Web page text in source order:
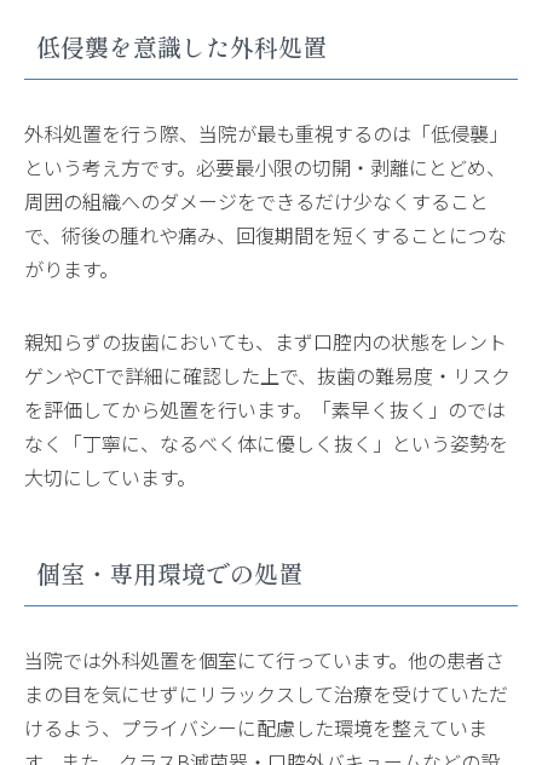
低侵襲を意識した外科処置
外科処置を行う際、当院が最も重視するのは「低侵襲」
という考え方です。必要最小限の切開・剥離にとどめ、
周囲の組織へのダメージをできるだけ少なくすること
で、術後の腫れや痛み、回復期間を短くすることにつな
がります。
親知らずの抜歯においても、まず口腔内の状態をレント
ゲンやCTで詳細に確認した上で、抜歯の難易度・リスク
を評価してから処置を行います。「素早く抜く」のでは
なく「丁寧に、なるべく体に優しく抜く」という姿勢を
大切にしています。
個室・専用環境での処置
当院では外科処置を個室にて行っています。他の患者さ
まの目を気にせずにリラックスして治療を受けていただ
けるよう、プライバシーに配慮した環境を整えていま